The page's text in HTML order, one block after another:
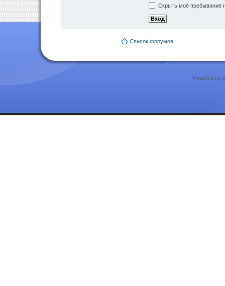
Скрыть моё пребывание
Список форумов
Powered by